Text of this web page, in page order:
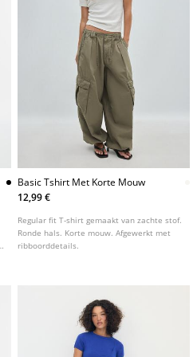
Basic Tshirt Met Korte Mouw
12,99 €
Regular fit T-shirt gemaakt van zachte stof.
Ronde hals. Korte mouw. Afgewerkt met
ribboorddetails.